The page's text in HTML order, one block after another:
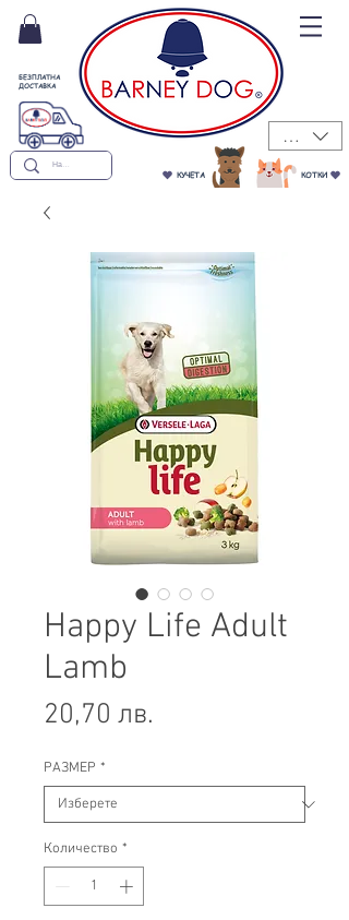
БЕЗПЛАТНА
ДОСТАВКА
КУЧЕТА КОТКИ
BGN (лв)
Happy Life Adult
Lamb
20,70 лв.
РАЗМЕР *
Количество *